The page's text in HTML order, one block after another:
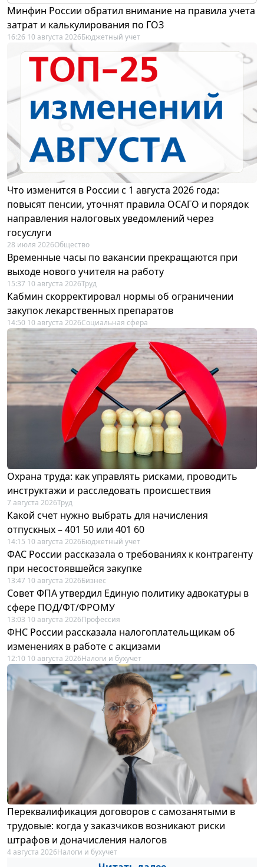
Минфин России обратил внимание на правила учета
затрат и калькулирования по ГОЗ
16:26 10 августа 2026Бюджетный учет
Что изменится в России с 1 августа 2026 года:
повысят пенсии, уточнят правила ОСАГО и порядок
направления налоговых уведомлений через
госуслуги
28 июля 2026Общество
Временные часы по вакансии прекращаются при
выходе нового учителя на работу
15:37 10 августа 2026Труд
Кабмин скорректировал нормы об ограничении
закупок лекарственных препаратов
14:50 10 августа 2026Социальная сфера
Охрана труда: как управлять рисками, проводить
инструктажи и расследовать происшествия
7 августа 2026Труд
Какой счет нужно выбрать для начисления
отпускных – 401 50 или 401 60
14:15 10 августа 2026Бюджетный учет
ФАС России рассказала о требованиях к контрагенту
при несостоявшейся закупке
13:47 10 августа 2026Бизнес
Совет ФПА утвердил Единую политику адвокатуры в
сфере ПОД/ФТ/ФРОМУ
13:03 10 августа 2026Профессия
ФНС России рассказала налогоплательщикам об
изменениях в работе с акцизами
12:10 10 августа 2026Налоги и бухучет
Переквалификация договоров с самозанятыми в
трудовые: когда у заказчиков возникают риски
штрафов и доначисления налогов
4 августа 2026Налоги и бухучет